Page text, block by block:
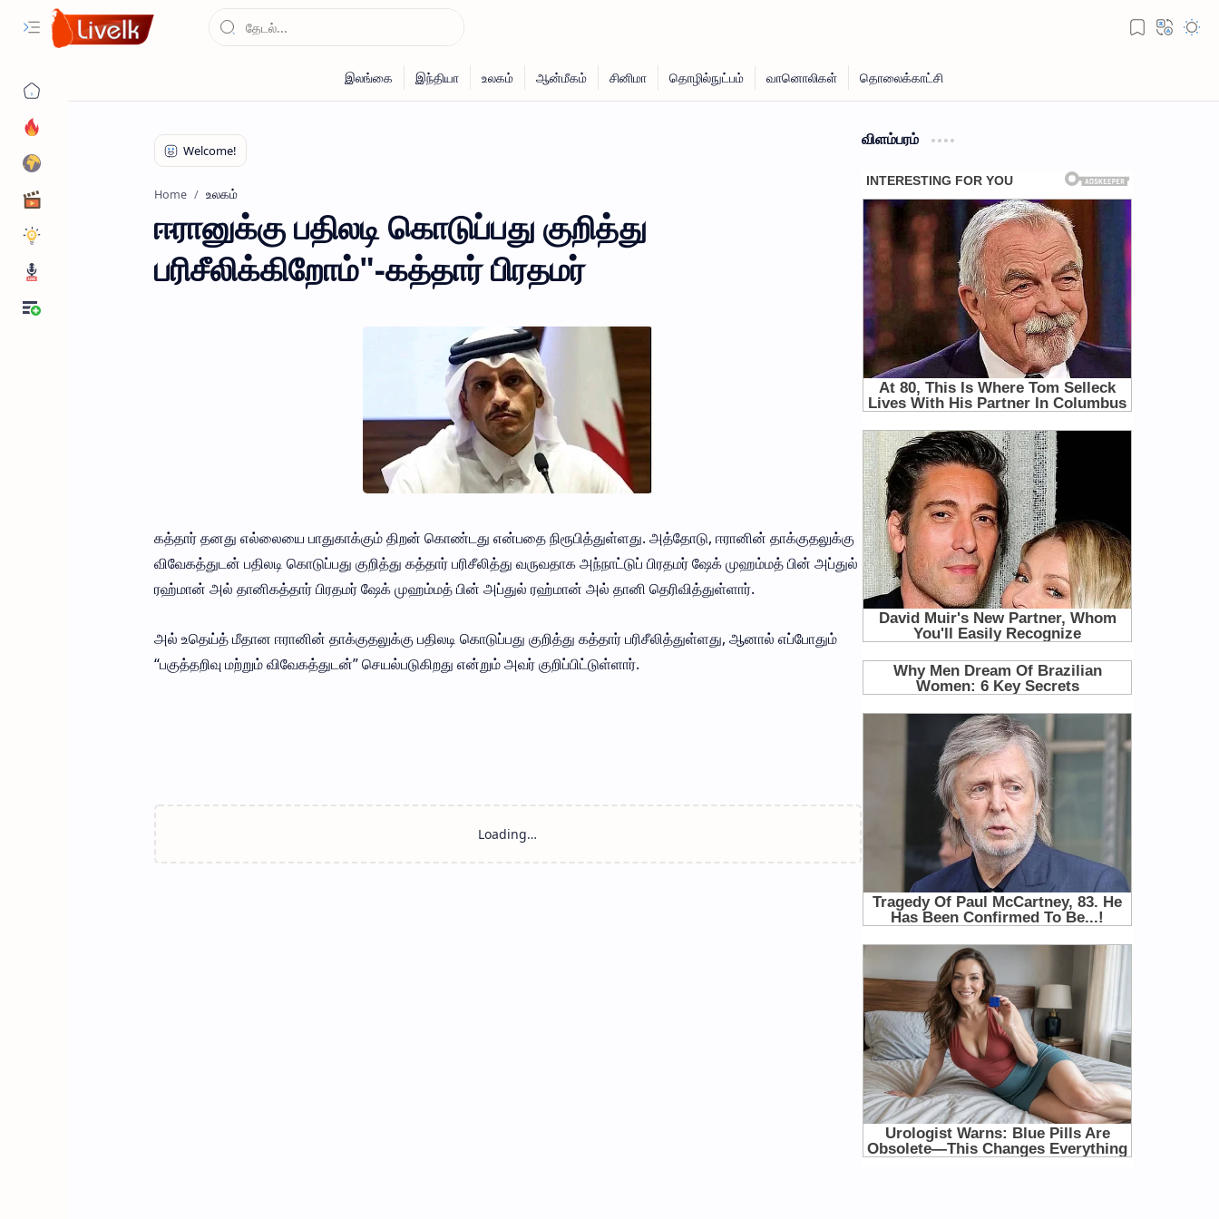
Home உலகம்
ஈரானுக்கு பதிலடி கொடுப்பது குறித்து
பரிசீலிக்கிறோம்"-கத்தார் பிரதமர்
கத்தார் தனது எல்லையை பாதுகாக்கும் திறன் கொண்டது என்பதை நிரூபித்துள்ளது. அத்தோடு, ஈரானின் தாக்குதலுக்கு
விவேகத்துடன் பதிலடி கொடுப்பது குறித்து கத்தார் பரிசீலித்து வருவதாக அந்நாட்டுப் பிரதமர் ஷேக் முஹம்மத் பின் அப்துல்
ரஹ்மான் அல் தானிகத்தார் பிரதமர் ஷேக் முஹம்மத் பின் அப்துல் ரஹ்மான் அல் தானி தெரிவித்துள்ளார்.
அல் உதெய்த் மீதான ஈரானின் தாக்குதலுக்கு பதிலடி கொடுப்பது குறித்து கத்தார் பரிசீலித்துள்ளது, ஆனால் எப்போதும்
“பகுத்தறிவு மற்றும் விவேகத்துடன்” செயல்படுகிறது என்றும் அவர் குறிப்பிட்டுள்ளார்.
விளம்பரம்